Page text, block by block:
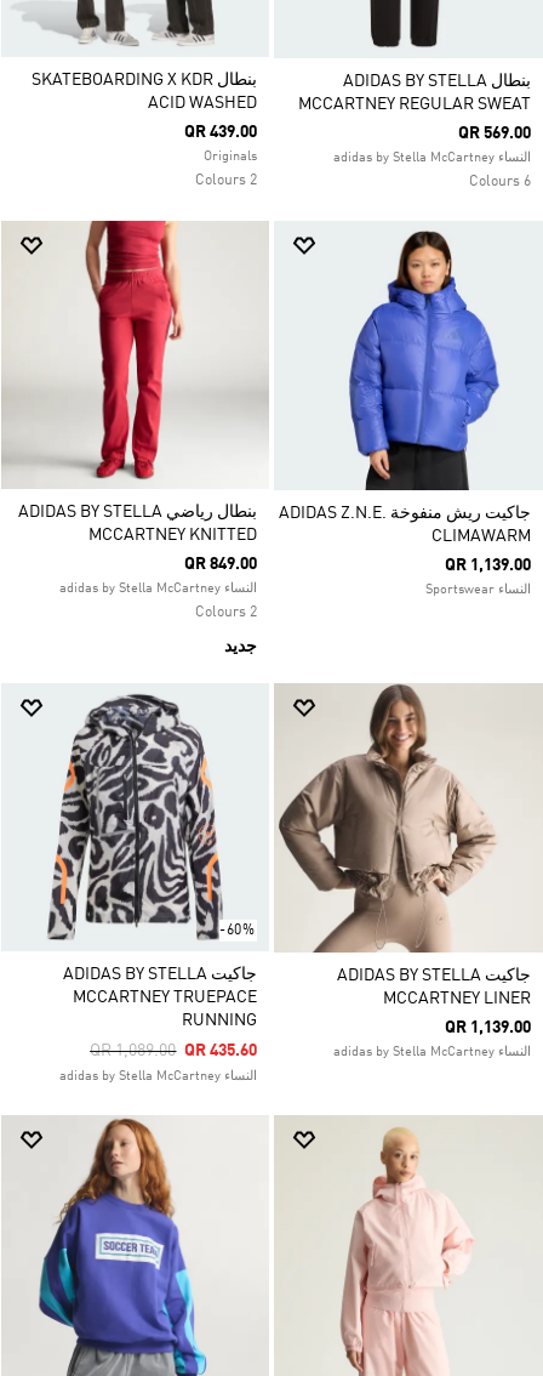
بنطال ADIDAS BY STELLA
MCCARTNEY REGULAR SWEAT
QR 569.00
النساء adidas by Stella McCartney
6 Colours
بنطال SKATEBOARDING X KDR
ACID WASHED
QR 439.00
Originals
2 Colours
جاكيت ريش منفوخة ADIDAS Z.N.E.
CLIMAWARM
QR 1,139.00
النساء Sportswear
بنطال رياضي ADIDAS BY STELLA
MCCARTNEY KNITTED
QR 849.00
النساء adidas by Stella McCartney
2 Colours
جديد
جاكيت ADIDAS BY STELLA
MCCARTNEY LINER
QR 1,139.00
النساء adidas by Stella McCartney
-60%
جاكيت ADIDAS BY STELLA
MCCARTNEY TRUEPACE
RUNNING
Price Reduced From
QR 1,089.00ToQR 435.60
النساء adidas by Stella McCartney